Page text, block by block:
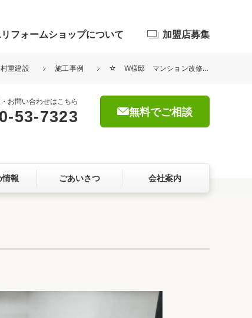
屋根・外壁
フォームショップについて
しをつくる、価値・性能向上
加盟店募集
重建設 施工事例 ☆ W様邸 マンション改修工事 ☆
お問い合わせはこちら
53-7323 無料でご相談
情報 ごあいさつ 会社案内